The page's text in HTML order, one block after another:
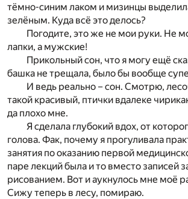
тёмно-синим лаком и мизинцы
зелёным. Куда всё это делось?
Погодите, это же не мои руки. Не
лапки, а мужские!
Прикольный сон, что я могу ещё
башка не трещала, было бы вообще
И ведь реально – сон. Смотрю,
такой красивый, птички вдалеке
да плохо мне.
Я сделала глубокий вдох, от
голова. Фак, почему я прогуливала
занятия по оказанию первой
паре лекций была и то вместо записей
рисованием. Вот и аукнулось мне моё
Сижу теперь в лесу, помираю.